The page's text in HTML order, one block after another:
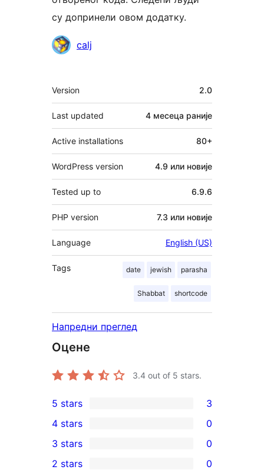
су допринели овом додатку.
Сарадници
calj
Мета
Version 2.0
Last updated 4 месеца раније
Active installations 80+
WordPress version 4.9 или новије
Tested up to 6.9.6
PHP version 7.3 или новије
Language English (US)
Tags date jewish parasha
Shabbat shortcode
Напредни преглед
Оцене
3.4 out of 5 stars.
3
5-
star
reviews
5 stars 3
4-
star
4 stars 0
0
3-
3 stars 0
2 stars 0